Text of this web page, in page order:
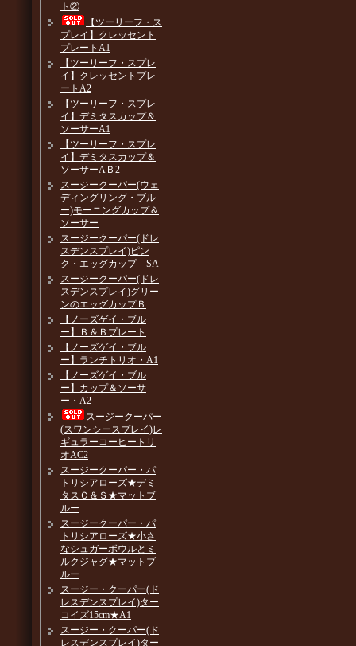
ト②
【ツーリーフ・ス
プレイ】クレッセント
プレートA1
【ツーリーフ・スプレ
イ】クレッセントプレ
ートA2
【ツーリーフ・スプレ
イ】デミタスカップ＆
ソーサーA1
【ツーリーフ・スプレ
イ】デミタスカップ＆
ソーサーAＢ2
スージークーパー(ウェ
ディングリング・ブル
ー)モーニングカップ＆
ソーサー
スージークーパー(ドレ
スデンスプレイ)ピン
ク・エッグカップ SA
スージークーパー(ドレ
スデンスプレイ)グリー
ンのエッグカップＢ
【ノーズゲイ・ブル
ー】Ｂ＆Ｂプレート
【ノーズゲイ・ブル
ー】ランチトリオ・A1
【ノーズゲイ・ブル
ー】カップ＆ソーサ
ー・A2
スージークーパー
(スワンシースプレイ)レ
ギュラーコーヒートリ
オAC2
スージークーパー・パ
トリシアローズ★デミ
タスＣ＆Ｓ★マットブ
ルー
スージークーパー・パ
トリシアローズ★小さ
なシュガーボウルとミ
ルクジャグ★マットブ
ルー
スージー・クーパー(ド
レスデンスプレイ)ター
コイズ15cm★A1
スージー・クーパー(ド
レスデンスプレイ)ター